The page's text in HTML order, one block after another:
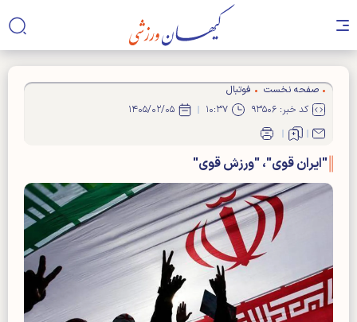
صفحه نخست
فوتبال
کد خبر: ۹۳۵۰۶
۱۰:۳۷ ۱۴۰۵/۰۲/۰۵
"ایران قوی"، "ورزش قوی"